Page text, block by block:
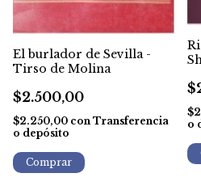
El burlador de Sevilla -
Tirso de Molina
$2.500,00
$2.250,00 con Transferencia
o depósito
o